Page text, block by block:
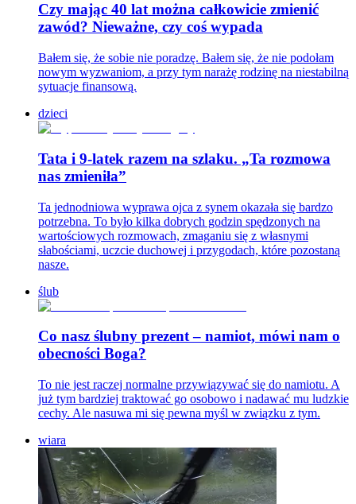
Czy mając 40 lat można całkowicie zmienić
zawód? Nieważne, czy coś wypada
Bałem się, że sobie nie poradzę. Bałem się, że nie podołam
nowym wyzwaniom, a przy tym narażę rodzinę na niestabilną
sytuacje finansową.
dzieci
Tata i 9-latek razem na szlaku. „Ta rozmowa
nas zmieniła”
Ta jednodniowa wyprawa ojca z synem okazała się bardzo
potrzebna. To było kilka dobrych godzin spędzonych na
wartościowych rozmowach, zmaganiu się z własnymi
słabościami, uczcie duchowej i przygodach, które pozostaną
nasze.
ślub
Co nasz ślubny prezent – namiot, mówi nam o
obecności Boga?
To nie jest raczej normalne przywiązywać się do namiotu. A
już tym bardziej traktować go osobowo i nadawać mu ludzkie
cechy. Ale nasuwa mi się pewna myśl w związku z tym.
wiara